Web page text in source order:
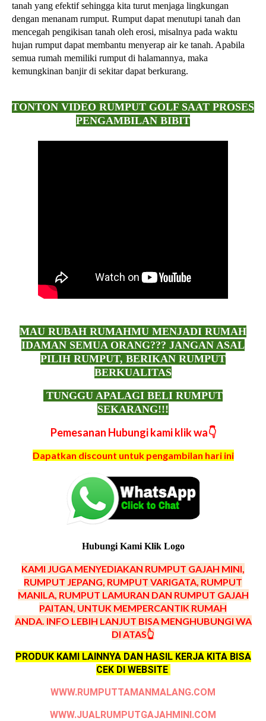
tanah yang efektif sehingga kita turut menjaga lingkungan
dengan menanam rumput. Rumput dapat menutupi tanah dan
mencegah pengikisan tanah oleh erosi, misalnya pada waktu
hujan rumput dapat membantu menyerap air ke tanah. Apabila
semua rumah memiliki rumput di halamannya, maka
kemungkinan banjir di sekitar dapat berkurang.
TONTON VIDEO RUMPUT GOLF SAAT PROSES
PENGAMBILAN BIBIT
MAU RUBAH RUMAHMU MENJADI RUMAH
IDAMAN SEMUA ORANG??? JANGAN ASAL
PILIH RUMPUT, BERIKAN RUMPUT
BERKUALITAS
TUNGGU APALAGI BELI RUMPUT
SEKARANG!!!
Pemesanan Hubungi kami klik wa👇
Dapatkan discount untuk pengambilan hari ini
Hubungi Kami Klik Logo
KAMI JUGA MENYEDIAKAN RUMPUT GAJAH MINI,
RUMPUT JEPANG, RUMPUT VARIGATA, RUMPUT
MANILA, RUMPUT LAMURAN DAN RUMPUT GAJAH
PAITAN, UNTUK MEMPERCANTIK RUMAH
ANDA. INFO LEBIH LANJUT BISA MENGHUBUNGI WA
DI ATAS👆
PRODUK KAMI LAINNYA DAN HASIL KERJA KITA BISA
CEK DI WEBSITE
WWW.RUMPUTTAMANMALANG.COM
WWW.JUALRUMPUTGAJAHMINI.COM